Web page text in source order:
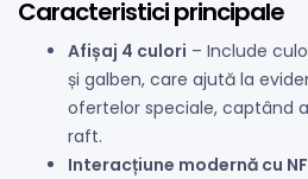
Caracteristici principale
Afișaj 4 culori – Include
și galben, care ajută la
ofertelor speciale, captând
raft.
Interacțiune modernă cu